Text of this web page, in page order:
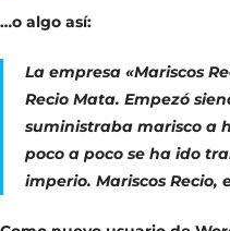
…o algo así:
La empresa «Mariscos
Recio Mata. Empezó
suministraba marisco a
poco a poco se ha ido
imperio. Mariscos Recio,